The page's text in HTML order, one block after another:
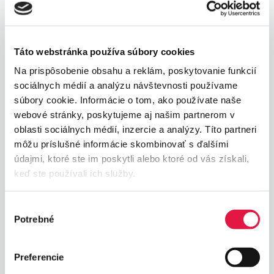
Táto webstránka používa súbory cookies
Na prispôsobenie obsahu a reklám, poskytovanie funkcií
sociálnych médií a analýzu návštevnosti používame
súbory cookie. Informácie o tom, ako používate naše
webové stránky, poskytujeme aj našim partnerom v
oblasti sociálnych médií, inzercie a analýzy. Títo partneri
môžu príslušné informácie skombinovať s ďalšími
údajmi, ktoré ste im poskytli alebo ktoré od vás získali,
keď ste používali ich služby.
súhlasu
Potrebné
Preferencie
Platobný odkaz
objedná tovar telefonickya
nie priamo cez váš e-shop, v klientskom rozhraní mu
ktorého mu umožníte za tovar riadne zaplatiť.
úpravu už prebehnutej